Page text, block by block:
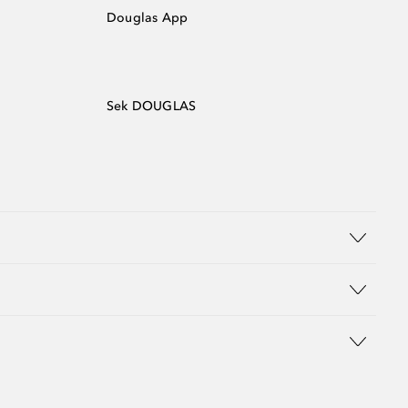
Douglas App
Sek DOUGLAS